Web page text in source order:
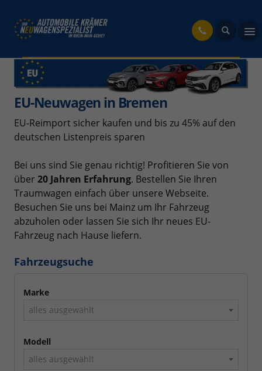
EU-Neuwagen in Bremen
EU-Reimport sicher kaufen und bis zu 45% auf den
deutschen Listenpreis sparen
Bei uns sind Sie genau richtig! Profitieren Sie von
über 20 Jahren Erfahrung. Bestellen Sie Ihren
Traumwagen einfach über unsere Webseite.
Besuchen Sie uns bei Mainz um Ihr Fahrzeug
abzuholen oder lassen Sie sich Ihr neues EU-
Fahrzeug nach Hause liefern.
Fahrzeugsuche
Marke
alles ausgewählt
Modell
alles ausgewählt